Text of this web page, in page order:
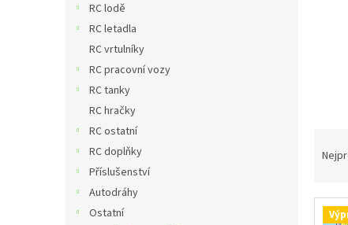
RC lodě
RC letadla
RC vrtulníky
RC pracovní vozy
RC tanky
RC hračky
RC ostatní
RC doplňky
Příslušenství
Autodráhy
Ostatní